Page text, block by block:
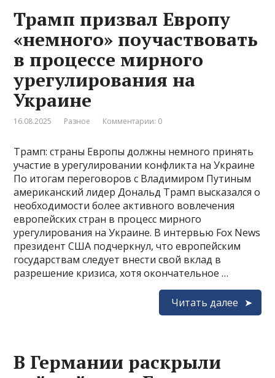
Трамп призвал Европу
«немного» поучаствовать
в процессе мирного
урегулирования на
Украине
16.08.2025 Разное Комментарии: 0
Трамп: страны Европы должны немного принять
участие в урегулировании конфликта на Украине
По итогам переговоров с Владимиром Путиным
американский лидер Дональд Трамп высказался о
необходимости более активного вовлечения
европейских стран в процесс мирного
урегулирования на Украине. В интервью Fox News
президент США подчеркнул, что европейским
государствам следует внести свой вклад в
разрешение кризиса, хотя окончательное …
Читать далее
В Германии раскрыли